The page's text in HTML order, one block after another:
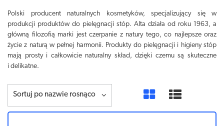
Polski producent naturalnych kosmetyków, specjalizujący się w
produkcji produktów do pielęgnacji stóp. Alta działa od roku 1963, a
główną filozofią marki jest czerpanie z natury tego, co najlepsze oraz
życie z naturą w pełnej harmonii. Produkty do pielęgnacji i higieny stóp
mają prosty i całkowicie naturalny skład, dzięki czemu są skuteczne
i delikatne.
Sortuj po nazwie rosnąco